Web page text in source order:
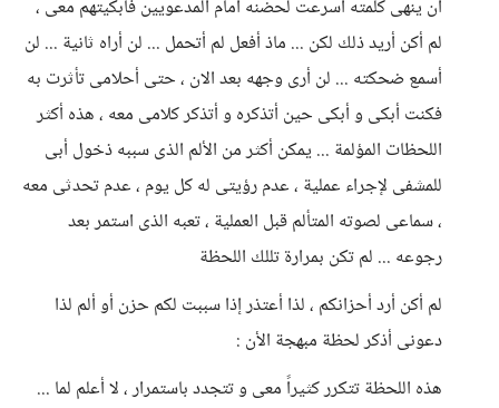
أن ينهى كلمته أسرعت لحضنه أمام المدعويين فأبكيتهم معى ،
لم أكن أريد ذلك لكن ... ماذ أفعل لم أتحمل ... لن أراه ثانية ... لن
أسمع ضحكته ... لن أرى وجهه بعد الان ، حتى أحلامى تأثرت به
فكنت أبكى و أبكى حين أتذكره و أتذكر كلامى معه ، هذه أكثر
اللحظات المؤلمة ... يمكن أكثر من الألم الذى سببه ذخول أبى
للمشفى لإجراء عملية ، عدم رؤيتى له كل يوم ، عدم تحدثى معه
، سماعى لصوته المتألم قبل العملية ، تعبه الذى استمر بعد
رجوعه ... لم تكن بمرارة تللك اللحظة
لم أكن أرد أحزانكم ، لذا أعتذر إذا سببت لكم حزن أو ألم لذا
دعونى أذكر لحظة مبهجة الأن :
هذه اللحظة تتكرر كثيراً معى و تتجدد باستمرار ، لا أعلم لما ...